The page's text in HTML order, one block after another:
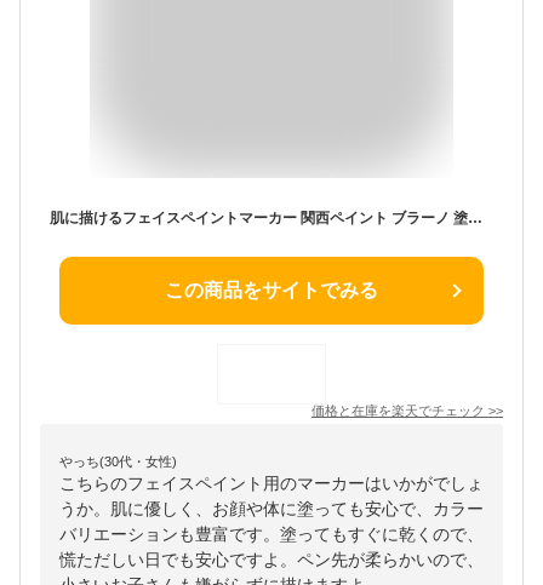
肌に描けるフェイスペイントマーカー 関西ペイント ブラーノ 塗料 ペンキ インテリア おしゃれ 壁 家具 塗装 DIY ペン 顔用 肌用 イベント マタニティアート 子供 こども ギフト プレゼント ハロウィン クリスマス 応援 インスタ映え 推し
この商品をサイトでみる
価格と在庫を楽天でチェック >>
やっち(30代・女性)
こちらのフェイスペイント用のマーカーはいかがでしょ
うか。肌に優しく、お顔や体に塗っても安心で、カラー
バリエーションも豊富です。塗ってもすぐに乾くので、
慌ただしい日でも安心ですよ。ペン先が柔らかいので、